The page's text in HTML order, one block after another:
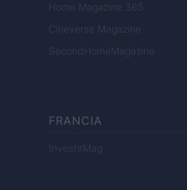
Home Magazine 365
Cineverse Magazine
SecondHomeMagazine
FRANCIA
InvestirMag